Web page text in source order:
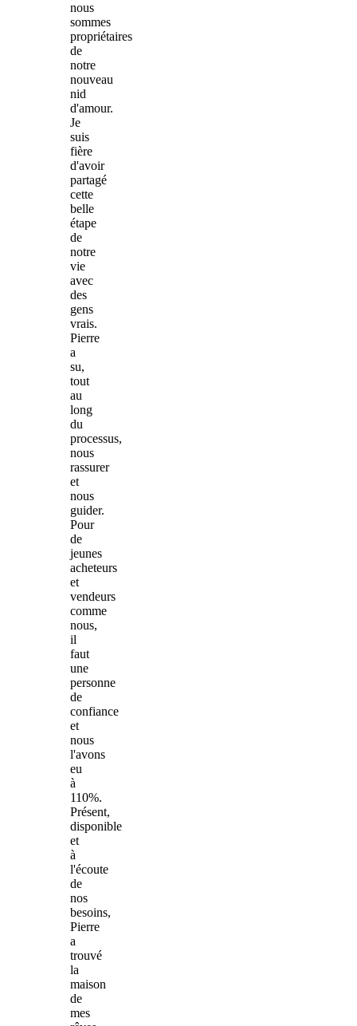
nous
sommes
propriétaires
de
notre
nouveau
nid
d'amour.
Je
suis
fière
d'avoir
partagé
cette
belle
étape
de
notre
vie
avec
des
gens
vrais.
Pierre
a
su,
tout
au
long
du
processus,
nous
rassurer
et
nous
guider.
Pour
de
jeunes
acheteurs
et
vendeurs
comme
nous,
il
faut
une
personne
de
confiance
et
nous
l'avons
eu
à
110%.
Présent,
disponible
et
à
l'écoute
de
nos
besoins,
Pierre
a
trouvé
la
maison
de
mes